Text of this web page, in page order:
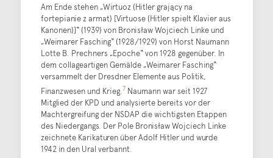
Am Ende stehen „Wirtuoz (Hitler grający na
fortepianie z armat) [Virtuose (Hitler spielt Klavier aus
Kanonen)]“ (1939) von Bronisław Wojciech Linke und
„Weimarer Fasching“ (1928/1929) von Horst Naumann
Lotte B. Prechners „Epoche“ von 1928 gegenüber. In
dem collageartigen Gemälde „Weimarer Fasching“
versammelt der Dresdner Elemente aus Politik,
Finanzwesen und Krieg.7Naumann war seit 1927
Mitglied der KPD und analysierte bereits vor der
Machtergreifung der NSDAP die wichtigsten Etappen
des Niedergangs. Der Pole Bronisław Wojciech Linke
zeichnete Karikaturen über Adolf Hitler und wurde
1942 in den Ural verbannt.